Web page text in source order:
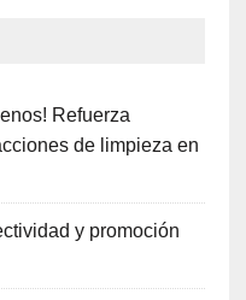
Refuerza
de limpieza en
y promoción